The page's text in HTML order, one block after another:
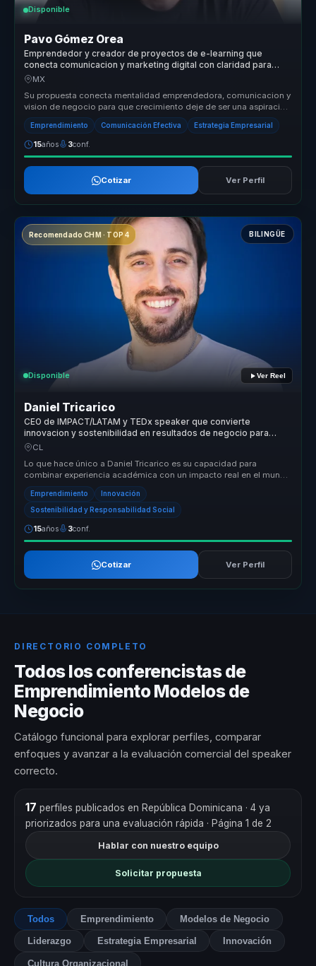
Disponible
Pavo Gómez Orea
Emprendedor y creador de proyectos de e-learning que
conecta comunicacion y marketing digital con claridad para
empresas.
MX
Su propuesta conecta mentalidad emprendedora, comunicacion y
vision de negocio para que crecimiento deje de ser una aspiracion
abstracta....
Emprendimiento Comunicación Efectiva Estrategia Empresarial
15años 3conf.
Cotizar Ver Perfil
Recomendado CHM · TOP 4 BILINGÜE
Disponible Ver Reel
Daniel Tricarico
CEO de IMPACT/LATAM y TEDx speaker que convierte
innovacion y sostenibilidad en resultados de negocio para
lideres y empresas.
CL
Lo que hace único a Daniel Tricarico es su capacidad para
combinar experiencia académica con un impacto real en el mundo
empresarial. Su ...
Emprendimiento Innovación
Sostenibilidad y Responsabilidad Social
15años 3conf.
Cotizar Ver Perfil
DIRECTORIO COMPLETO
Todos los conferencistas de
Emprendimiento Modelos de
Negocio
Catálogo funcional para explorar perfiles, comparar
enfoques y avanzar a la evaluación comercial del speaker
correcto.
17 perfiles publicados en República Dominicana · 4 ya
priorizados para una evaluación rápida · Página 1 de 2
Hablar con nuestro equipo
Solicitar propuesta
Todos Emprendimiento Modelos de Negocio
Liderazgo Estrategia Empresarial Innovación
Cultura Organizacional